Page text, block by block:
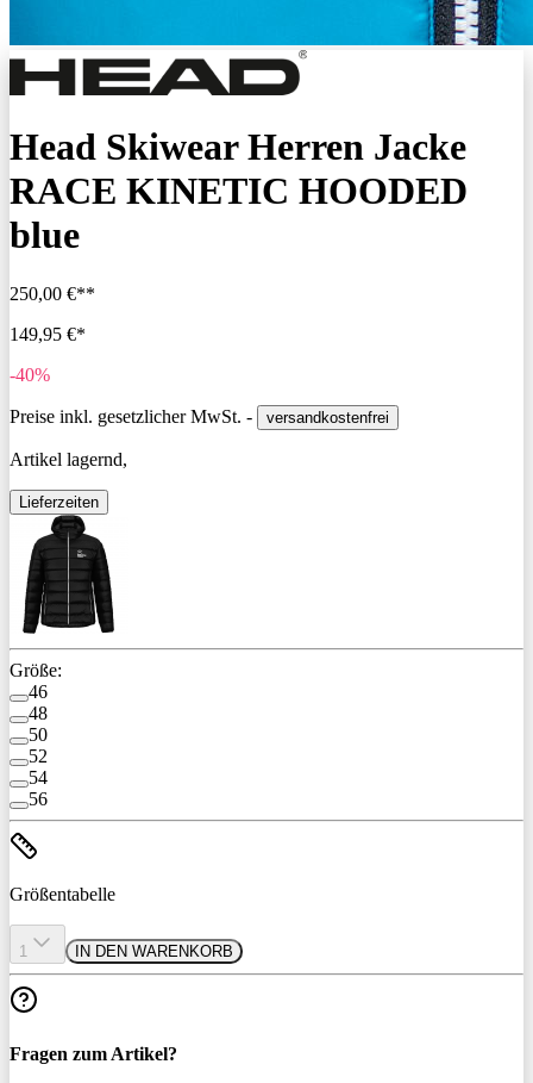
Head Skiwear Herren Jacke
RACE KINETIC HOODED
blue
250,00 €**
149,95 €*
-40%
Preise inkl. gesetzlicher MwSt. - versandkostenfrei
Artikel lagernd,
Lieferzeiten
Größe:
46
48
50
52
54
56
Größentabelle
1 IN DEN WARENKORB
Fragen zum Artikel?